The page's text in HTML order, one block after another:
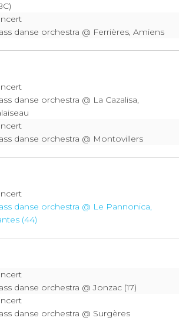
danse orchestra @ Ferrières, Amiens
danse orchestra @ La Cazalisa,
danse orchestra @ Montovillers
danse orchestra @ Le Pannonica,
(44)
danse orchestra @ Jonzac (17)
danse orchestra @ Surgères